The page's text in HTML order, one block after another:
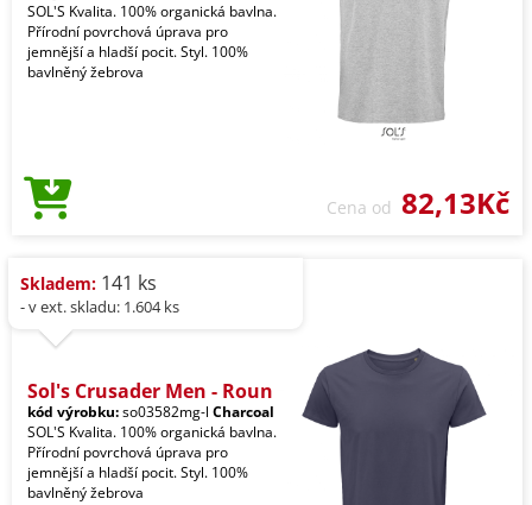
SOL'S Kvalita. 100% organická bavlna.
Přírodní povrchová úprava pro
jemnější a hladší pocit. Styl. 100%
bavlněný žebrova
Cena od 82,13Kč
Skladem: 141 ks
- v ext. skladu: 1.604 ks
Sol's Crusader Men - Roun
kód výrobku:so03582mg-l Charcoal
SOL'S Kvalita. 100% organická bavlna.
Přírodní povrchová úprava pro
jemnější a hladší pocit. Styl. 100%
bavlněný žebrova